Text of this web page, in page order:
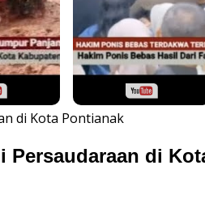
di Kota Pontianak
Persaudaraan di